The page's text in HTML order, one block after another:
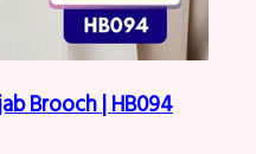
Brooch | HB094